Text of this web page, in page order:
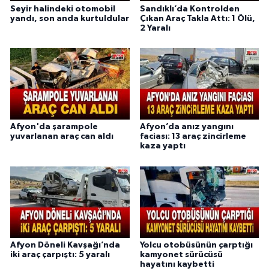
Seyir halindeki otomobil
yandı, son anda kurtuldular
Sandıklı’da Kontrolden
Çıkan Araç Takla Attı: 1 Ölü,
2 Yaralı
Afyon'da şarampole
yuvarlanan araç can aldı
Afyon’da anız yangını
faciası: 13 araç zincirleme
kaza yaptı
Afyon Döneli Kavşağı’nda
iki araç çarpıştı: 5 yaralı
Yolcu otobüsünün çarptığı
kamyonet sürücüsü
hayatını kaybetti